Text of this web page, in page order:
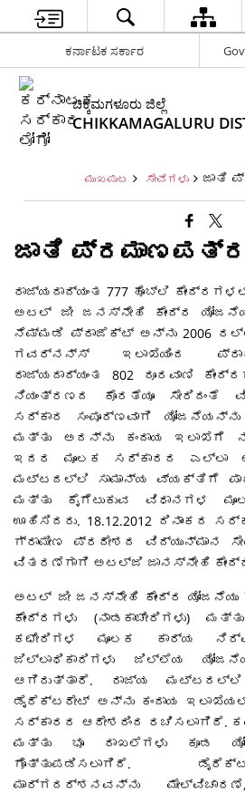
ಕರ್ನಾಟಕ ಸರ್ಕಾರ
ಚಿಕ್ಕಮಗಳೂರು ಜಿಲ್ಲೆ
CHIKKAMAGALURU
ಮುಖಪುಟ ಸೇವೆಗಳು ಜಾತಿ
ಜಾತಿ ಪ್ರಮಾಣಪತ್ರ
ರಾಜ್ಯದಾದ್ಯಂತ 777 ಹೊಬ್ಲಿ
ಅಟಲ್ ಜೀ ಜನಸ್ನೇಹಿ ಕೇಂದ್ರ
ನೆಮ್ಮಡಿ ಪ್ರಾಜೆಕ್ಟ್ ಅನ್ನು 2006
ಗವರ್ನನ್ಸ್ ಇಲಾಖೆಯಿಂದ
ರಾಜ್ಯದಾದ್ಯಂತ 802 ದೂರವಾಣಿ
ನಿಯಂತ್ರಣದ ಕೊರತೆಯೂ ಸೇರಿದಂತೆ
ಸರ್ಕಾರ ಸಂಪೂರ್ಣವಾಗಿ
ಮತ್ತು ಅದನ್ನು ಕಂದಾಯ ಇಲಾಖೆಗೆ
ಇದರ ಮೂಲಕ ಸರ್ಕಾರದ ಎಲ್ಲಾ
ಮಟ್ಟದಲ್ಲಿ ಸಾಮಾನ್ಯ ವ್ಯಕ್ತಿಗೆ
ಮತ್ತು ಕೈಗೆಟುಕುವ ವಿಧಾನಗಳ
ಊಹಿಸಿದರು. 18.12.2012 ದಿನಾಂಕದ
ಗ್ರಾಮೀಣ ಪ್ರದೇಶದ ವಿದ್ಯುನ್ಮಾನ
ವಿತರಣೆಗಾಗಿ ಅಟಲ್ಜಿ ಜಾನಸ್ನೇಹಿ
ಅಟಲ್ ಜೀ ಜನಸ್ನೇಹಿ ಕೇಂದ್ರ
ಕೇಂದ್ರಗಳು (ನಾಡಕಾಚೇರಿಗಳು)
ಕಛೇರಿಗಳ ಮೂಲಕ ಕಾರ್ಯ
ಜಿಲ್ಲಾಧಿಕಾರಿಗಳು ಜಿಲ್ಲೆಯ
ಆಗಿರುತ್ತಾರೆ. ರಾಜ್ಯ
ಡೈರೆಕ್ಟರೇಟ್ ಅನ್ನು ಕಂದಾಯ
ಸರ್ಕಾರದ ಆದೇಶದಿಂದ ರಚಿಸಲಾಗಿದೆ.
ಮತ್ತು ಭೂ ದಾಖಲೆಗಳು ಕೂಡ
ಗೊತ್ತುಪಡಿಸಲಾಗಿದೆ.
ಮಾರ್ಗದರ್ಶನವನ್ನು